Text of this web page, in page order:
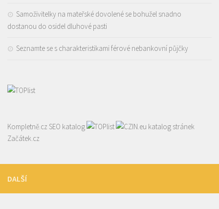
Samoživitelky na mateřské dovolené se bohužel snadno
dostanou do osidel dluhové pasti
Seznamte se s charakteristikami férové nebankovní půjčky
Kompletně.cz SEO katalog
katalog stránek
Začátek.cz
DALŠÍ